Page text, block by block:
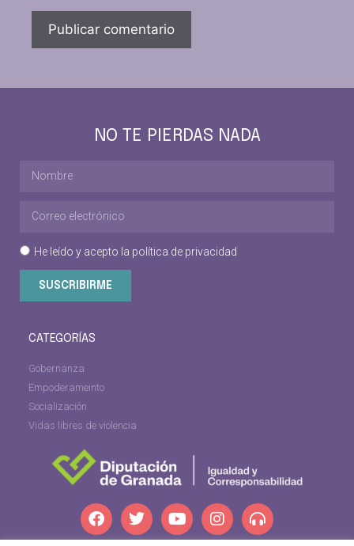
CATEGORÍAS
Gobernanza
Empoderameinto
Socialización
Vidas libres de violencia
NO TE PIERDAS NADA
He leído y acepto la política de privacidad
SUSCRIBIRME